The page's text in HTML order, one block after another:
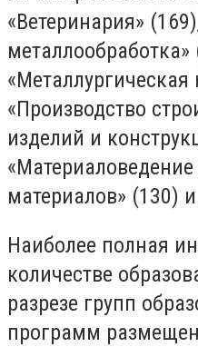
«Ветеринария»
металлообработка»
«Производство
изделий и
материалов» (130)
Наиболее полная
количестве
разрезе групп
программ